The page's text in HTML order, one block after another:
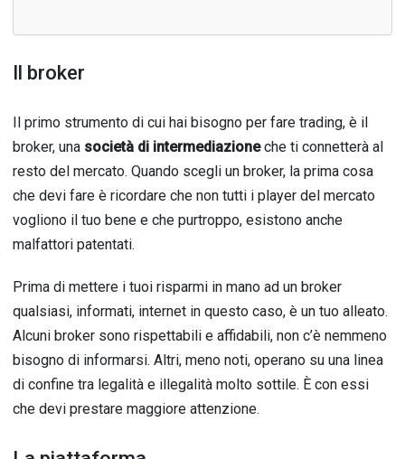
Il broker
Il primo strumento di cui hai bisogno per fare trading, è il
broker, una società di intermediazioneche ti connetterà al
resto del mercato. Quando scegli un broker, la prima cosa
che devi fare è ricordare che non tutti i player del mercato
vogliono il tuo bene e che purtroppo, esistono anche
malfattori patentati.
Prima di mettere i tuoi risparmi in mano ad un broker
qualsiasi, informati, internet in questo caso, è un tuo alleato.
Alcuni broker sono rispettabili e affidabili, non c’è nemmeno
bisogno di informarsi. Altri, meno noti, operano su una linea
di confine tra legalità e illegalità molto sottile. È con essi
che devi prestare maggiore attenzione.